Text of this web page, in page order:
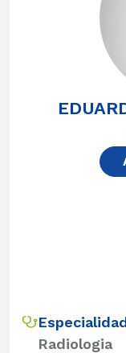
Radiologia